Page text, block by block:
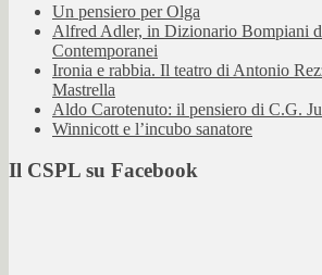
Un pensiero per Olga
Alfred Adler, in Dizionario Bompiani
Contemporanei
Ironia e rabbia. Il teatro di Antonio
Mastrella
Aldo Carotenuto: il pensiero di C.G.
Winnicott e l’incubo sanatore
Il CSPL su Facebook